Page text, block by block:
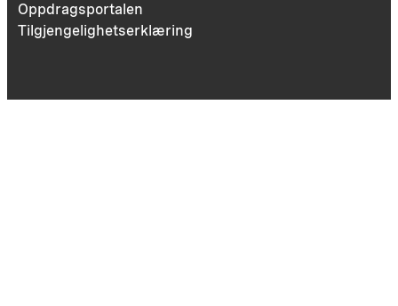
Oppdragsportalen
Tilgjengelighetserklæring